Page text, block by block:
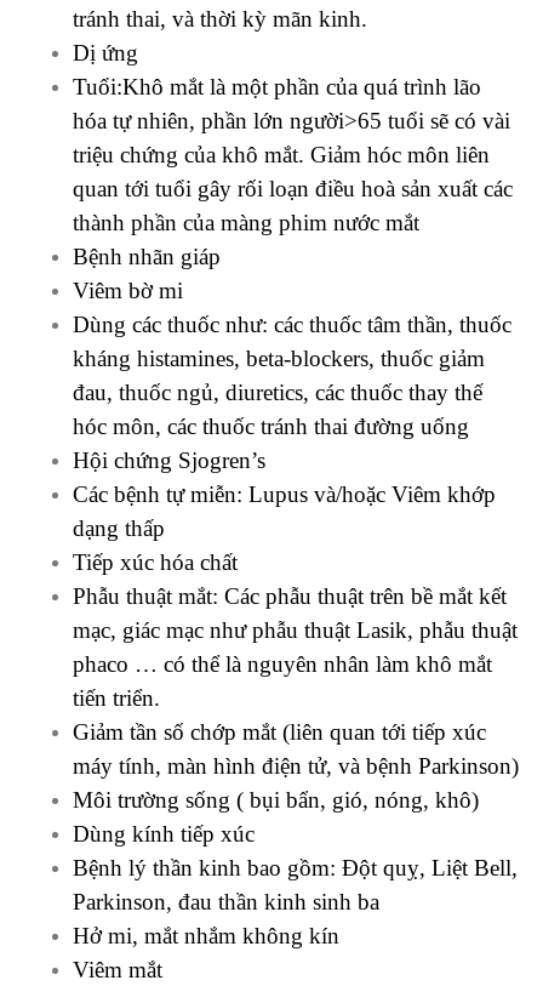
tránh thai, và thời kỳ mãn kinh.
Dị ứng
Tuổi:Khô mắt là một phần của quá trình lão
hóa tự nhiên, phần lớn người>65 tuổi sẽ có vài
triệu chứng của khô mắt. Giảm hóc môn liên
quan tới tuổi gây rối loạn điều hoà sản xuất các
thành phần của màng phim nước mắt
Bệnh nhãn giáp
Viêm bờ mi
Dùng các thuốc như: các thuốc tâm thần, thuốc
kháng histamines, beta-blockers, thuốc giảm
đau, thuốc ngủ, diuretics, các thuốc thay thế
hóc môn, các thuốc tránh thai đường uống
Hội chứng Sjogren’s
Các bệnh tự miễn: Lupus và/hoặc Viêm khớp
dạng thấp
Tiếp xúc hóa chất
Phẫu thuật mắt: Các phẫu thuật trên bề mắt kết
mạc, giác mạc như phẫu thuật Lasik, phẫu thuật
phaco … có thể là nguyên nhân làm khô mắt
tiến triển.
Giảm tần số chớp mắt (liên quan tới tiếp xúc
máy tính, màn hình điện tử, và bệnh Parkinson)
Môi trường sống ( bụi bẩn, gió, nóng, khô)
Dùng kính tiếp xúc
Bệnh lý thần kinh bao gồm: Đột quỵ, Liệt Bell,
Parkinson, đau thần kinh sinh ba
Hở mi, mắt nhắm không kín
Viêm mắt